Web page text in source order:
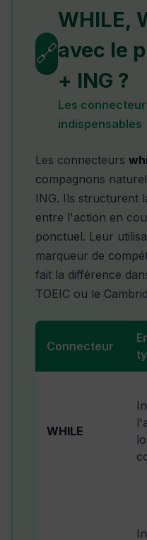
🔗
WHILE,
avec le
+ ING ?
Les
indispensables
Les connecteurs
compagnons
ING. Ils structurent
entre l'action en
ponctuel. Leur
marqueur de
fait la différence
TOEIC ou le
Connecteur
WHILE